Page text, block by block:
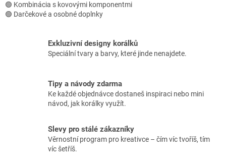
i
🟢 Kombinácia s kovovými komponentmi
🟢 Darčekové a osobné doplnky
Exkluzivní designy korálků
Speciální tvary a barvy, které jinde nenajdete.
Tipy a návody zdarma
Ke každé objednávce dostaneš inspiraci nebo mini
návod, jak korálky využít.
Slevy pro stálé zákazníky
Věrnostní program pro kreativce – čím víc tvoříš, tím
víc šetříš.